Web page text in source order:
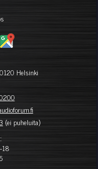
Helsinki
(ei puheluita)